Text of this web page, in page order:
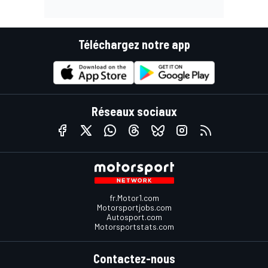
Téléchargez notre app
Réseaux sociaux
fr.Motor1.com
Motorsportjobs.com
Autosport.com
Motorsportstats.com
Contactez-nous